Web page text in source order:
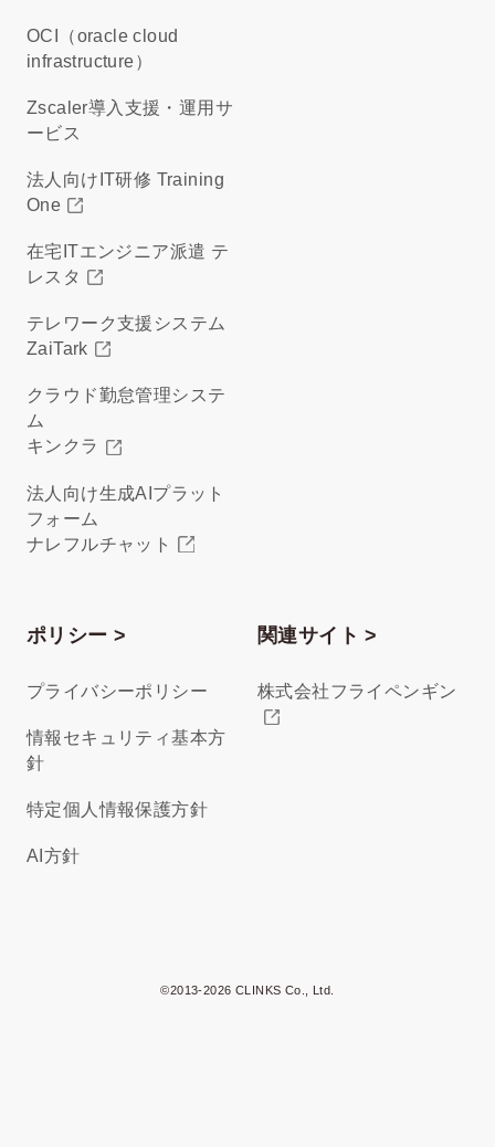
OCI（oracle cloud
infrastructure）
Zscaler導入支援・運用サ
ービス
法人向けIT研修 Training
One
在宅ITエンジニア派遣 テ
レスタ
テレワーク支援システム
ZaiTark
クラウド勤怠管理システ
ム
キンクラ
法人向け生成AIプラット
フォーム
ナレフルチャット
ポリシー >
プライバシーポリシー
情報セキュリティ基本方
針
特定個人情報保護方針
AI方針
関連サイト >
株式会社フライペンギン
©2013-2026 CLINKS Co., Ltd.